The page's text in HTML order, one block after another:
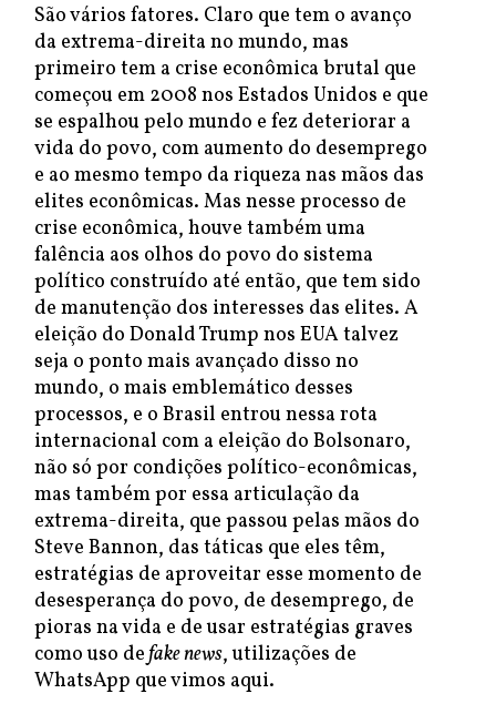
São vários fatores. Claro que tem o avanço
da extrema-direita no mundo, mas
primeiro tem a crise econômica brutal que
começou em 2008 nos Estados Unidos e que
se espalhou pelo mundo e fez deteriorar a
vida do povo, com aumento do desemprego
e ao mesmo tempo da riqueza nas mãos das
elites econômicas. Mas nesse processo de
crise econômica, houve também uma
falência aos olhos do povo do sistema
político construído até então, que tem sido
de manutenção dos interesses das elites. A
eleição do Donald Trump nos EUA talvez
seja o ponto mais avançado disso no
mundo, o mais emblemático desses
processos, e o Brasil entrou nessa rota
internacional com a eleição do Bolsonaro,
não só por condições político-econômicas,
mas também por essa articulação da
extrema-direita, que passou pelas mãos do
Steve Bannon, das táticas que eles têm,
estratégias de aproveitar esse momento de
desesperança do povo, de desemprego, de
pioras na vida e de usar estratégias graves
como uso defake news, utilizações de
WhatsApp que vimos aqui.